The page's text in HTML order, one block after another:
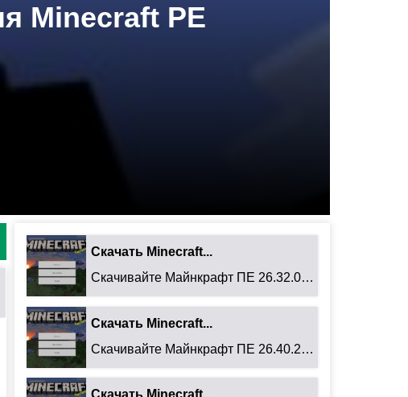
Minecraft PE
Скачать Minecraft...
Скачивайте Майнкрафт ПЕ 26.32.02 для Android: ...
Скачать Minecraft...
Скачивайте Майнкрафт ПЕ 26.40.27 для Android: ...
Скачать Minecraft...